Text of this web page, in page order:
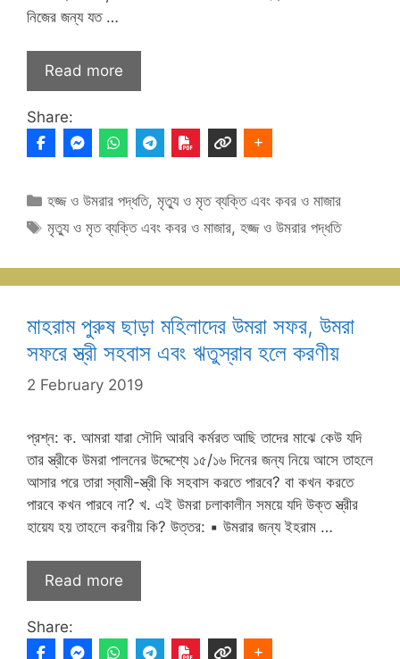
নিজের জন্য যত …
Read more
Share:
Categories
হজ্জ ও উমরার পদ্ধতি,মৃত্যু ও মৃত ব্যক্তি এবং কবর ও মাজার
Tags
মৃত্যু ও মৃত ব্যক্তি এবং কবর ও মাজার,হজ্জ ও উমরার পদ্ধতি
মাহরাম পুরুষ ছাড়া মহিলাদের উমরা সফর, উমরা
সফরে স্ত্রী সহবাস এবং ঋতুস্রাব হলে করণীয়
2 February 2019
প্রশ্ন: ক. আমরা যারা সৌদি আরবি কর্মরত আছি তাদের মাঝে কেউ যদি
তার স্ত্রীকে উমরা পালনের উদ্দেশ্যে ১৫/১৬ দিনের জন্য নিয়ে আসে তাহলে
আসার পরে তারা স্বামী-স্ত্রী কি সহবাস করতে পারবে? বা কখন করতে
পারবে কখন পারবে না? খ. এই উমরা চলাকালীন সময়ে যদি উক্ত স্ত্রীর
হায়েয হয় তাহলে করণীয় কি? উত্তর: ▪ উমরার জন্য ইহরাম …
Read more
Share: